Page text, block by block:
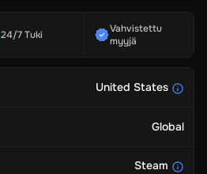
24/7 Tuki
Vahvistettu
myyjä
United States
Global
Steam